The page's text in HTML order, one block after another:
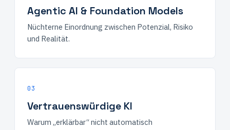
Agentic AI & Foundation Models
Nüchterne Einordnung zwischen Potenzial, Risiko
und Realität.
03
Vertrauenswürdige KI
Warum „erklärbar“ nicht automatisch